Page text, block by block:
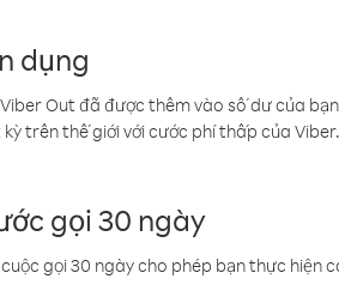
dụng
Out đã được thêm vào số dư của
trên thế giới với cước phí thấp của Viber.
gọi 30 ngày
gọi 30 ngày cho phép bạn thực hiện